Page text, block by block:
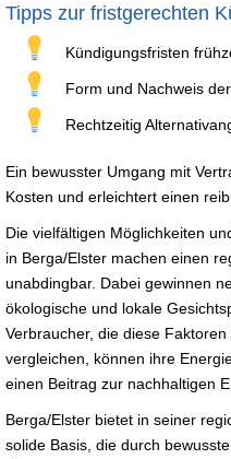
Tipps zur fristgerechten
Kündigungsfristen
Form und Nachweis
Rechtzeitig
Ein bewusster Umgang mit
Kosten und erleichtert einen
Die vielfältigen Möglichkeiten
in Berga/Elster machen einen
unabdingbar. Dabei gewinnen
ökologische und lokale
Verbraucher, die diese
vergleichen, können ihre
einen Beitrag zur nachhaltigen
Berga/Elster bietet in seiner
solide Basis, die durch